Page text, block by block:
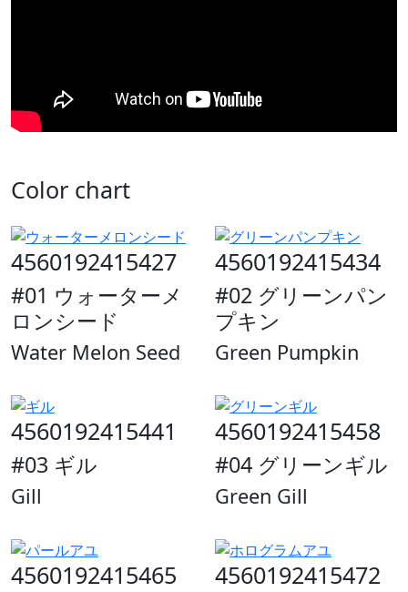
Color chart
4560192415427
#01 ウォーターメ
ロンシード
Water Melon Seed
4560192415434
#02 グリーンパン
プキン
Green Pumpkin
4560192415441
#03 ギル
Gill
4560192415458
#04 グリーンギル
Green Gill
4560192415465 4560192415472